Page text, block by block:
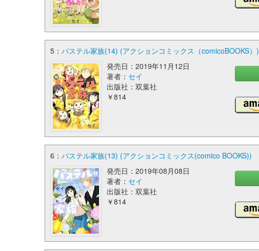
5： パステル家族(14) (アクションコミックス（comicoBOOKS）)
発売日：2019年11月12日
著者： セイ
出版社：双葉社
￥814
6： パステル家族(13) (アクションコミックス(comico BOOKS))
発売日：2019年08月08日
著者： セイ
出版社：双葉社
￥814